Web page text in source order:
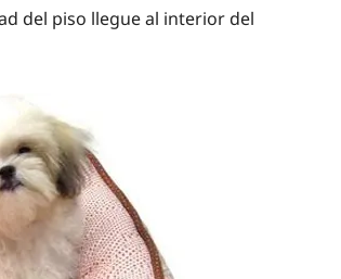
del piso llegue al interior del